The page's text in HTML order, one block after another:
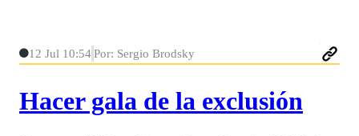
12 Jul 10:54Por: Sergio Brodsky
Hacer gala de la exclusión